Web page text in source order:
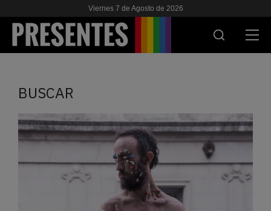
Viernes 7 de Agosto de 2026
VIH & SIDA
ESCUELA
BUSCAR